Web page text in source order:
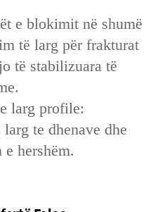
e blokimit në shumë
të larg për frakturat
të stabilizuara të
larg profile:
te dhenave dhe
hershëm.